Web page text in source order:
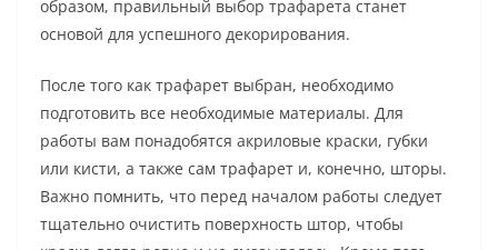
образом, правильный выбор трафарета станет
основой для успешного декорирования.
После того как трафарет выбран, необходимо
подготовить все необходимые материалы. Для
работы вам понадобятся акриловые краски, губки
или кисти, а также сам трафарет и, конечно, шторы.
Важно помнить, что перед началом работы следует
тщательно очистить поверхность штор, чтобы